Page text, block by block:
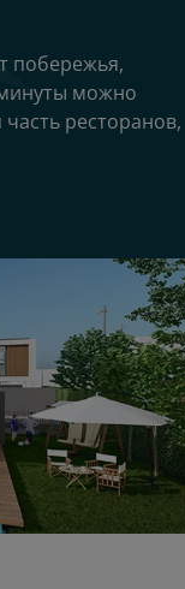
побережья,
минуты можно
ресторанов,